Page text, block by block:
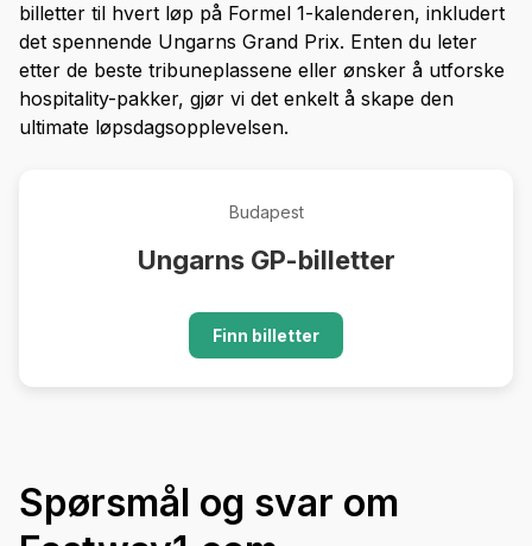
billetter til hvert løp på Formel 1-kalenderen, inkludert
det spennende Ungarns Grand Prix. Enten du leter
etter de beste tribuneplassene eller ønsker å utforske
hospitality-pakker, gjør vi det enkelt å skape den
ultimate løpsdagsopplevelsen.
Budapest
Ungarns GP-billetter
Finn billetter
Spørsmål og svar om